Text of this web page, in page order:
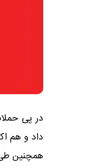
در پی
داد و هم
همچنین